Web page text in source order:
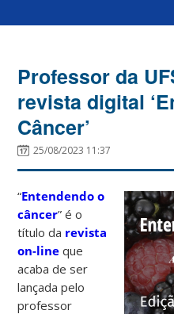
Professor da
revista digital
Câncer’
25/08/2023 11:37
“Entendendo o
câncer” é o
título da revista
on-line que
acaba de ser
lançada pelo
professor